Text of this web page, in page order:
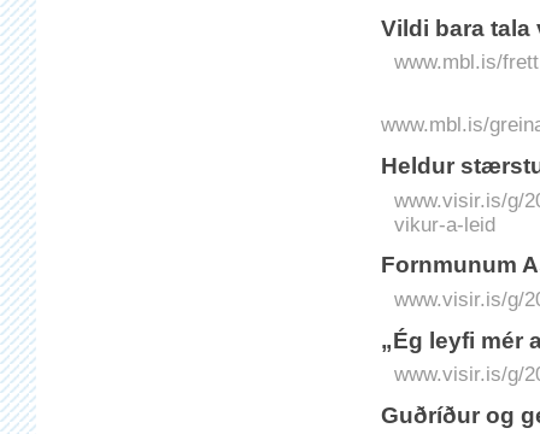
Vildi bara
www.mbl.is/
www.mbl.is/
Heldur
www.visir.is/g/
vikur-a-leid
Fornmunum
www.visir.is/g/
„Ég leyfi mér
www.visir.is/g/
Guðríður og